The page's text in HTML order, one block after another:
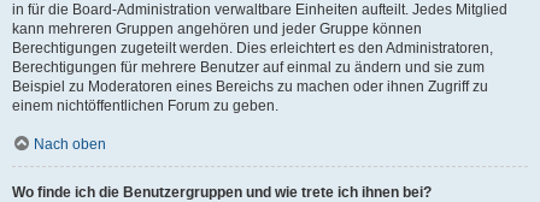
in für die Board-Administration verwaltbare Einheiten aufteilt. Jedes Mitglied
kann mehreren Gruppen angehören und jeder Gruppe können
Berechtigungen zugeteilt werden. Dies erleichtert es den Administratoren,
Berechtigungen für mehrere Benutzer auf einmal zu ändern und sie zum
Beispiel zu Moderatoren eines Bereichs zu machen oder ihnen Zugriff zu
einem nichtöffentlichen Forum zu geben.
Nach oben
Wo finde ich die Benutzergruppen und wie trete ich ihnen bei?